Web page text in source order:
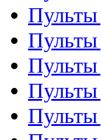
Пульты
Пульты
Пульты
Пульты